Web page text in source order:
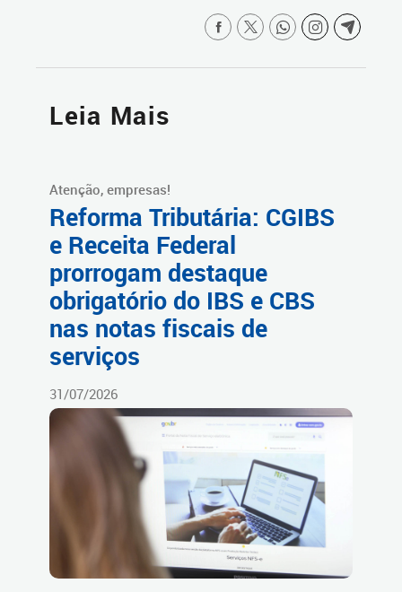
Leia Mais
Atenção, empresas!
Reforma Tributária: CGIBS
e Receita Federal
prorrogam destaque
obrigatório do IBS e CBS
nas notas fiscais de
serviços
31/07/2026